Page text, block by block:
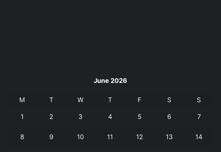
June 2026
M T W T F S S
1 2 3 4 5 6 7
8 9 10 11 12 13 14